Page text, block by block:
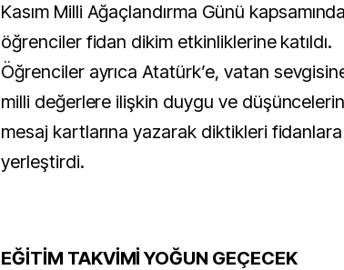
Kasım Milli Ağaçlandırma Günü kapsamında
öğrenciler fidan dikim etkinliklerine katıldı.
Öğrenciler ayrıca Atatürk’e, vatan
milli değerlere ilişkin duygu ve
mesaj kartlarına yazarak diktikleri fidanlara
yerleştirdi.
EĞİTİM TAKVİMİ YOĞUN GEÇECEK